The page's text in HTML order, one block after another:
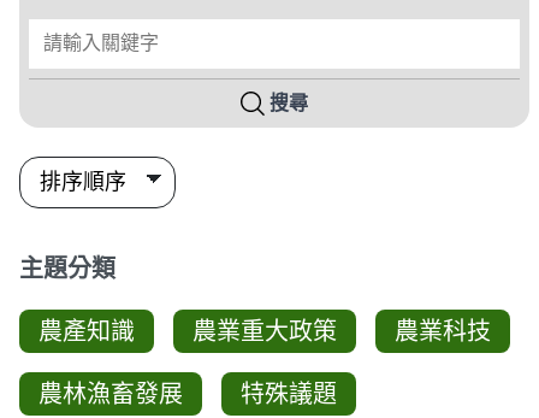
請輸入關鍵字
搜尋
主題分類
農產知識 農業重大政策 農業科技
農林漁畜發展 特殊議題